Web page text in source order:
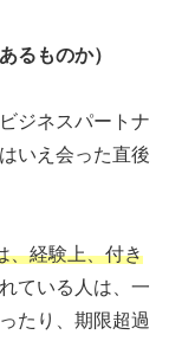
るものか）
ジネスパートナ
いえ会った直後
、経験上、付き
ている人は、一
たり、期限超過